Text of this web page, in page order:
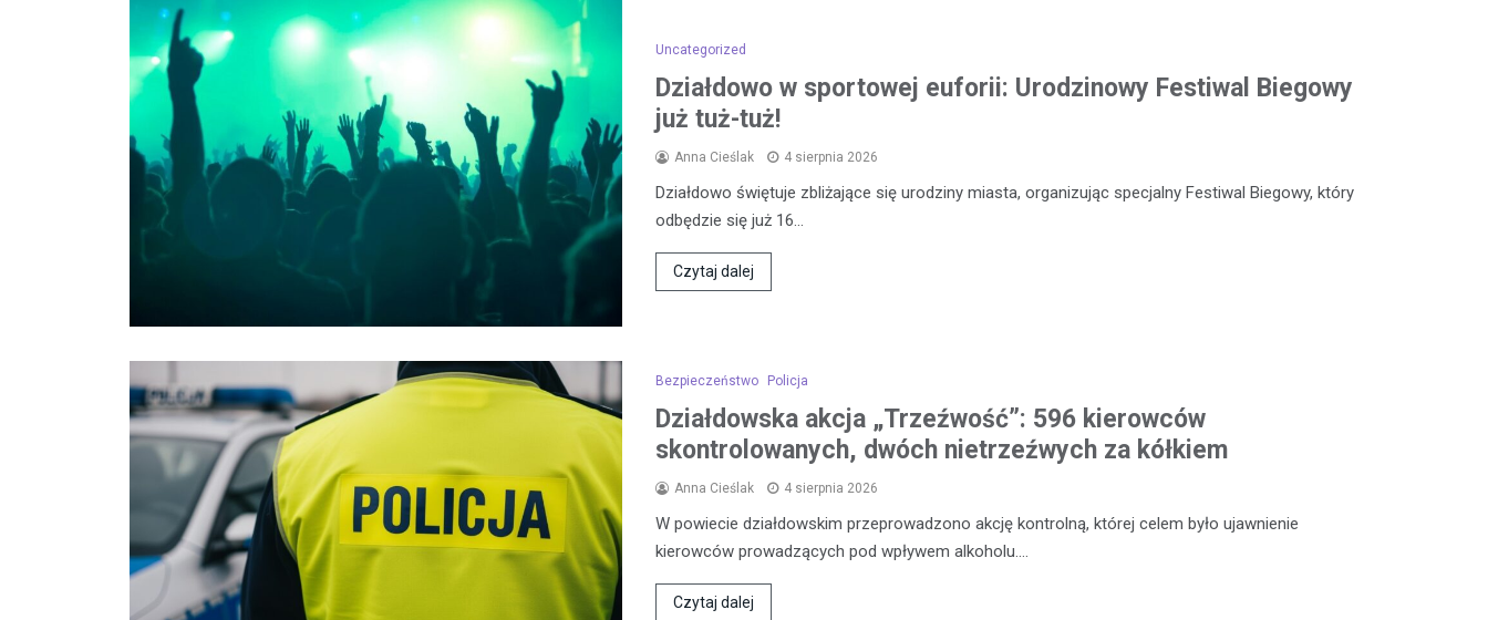
Uncategorized
Działdowo w sportowej euforii: Urodzinowy Festiwal Biegowy
już tuż-tuż!
Anna Cieślak 4 sierpnia 2026
Działdowo świętuje zbliżające się urodziny miasta, organizując specjalny Festiwal Biegowy, który
odbędzie się już 16…
Czytaj dalej
Bezpieczeństwo Policja
Działdowska akcja „Trzeźwość”: 596 kierowców
skontrolowanych, dwóch nietrzeźwych za kółkiem
Anna Cieślak 4 sierpnia 2026
W powiecie działdowskim przeprowadzono akcję kontrolną, której celem było ujawnienie
kierowców prowadzących pod wpływem alkoholu.…
Czytaj dalej